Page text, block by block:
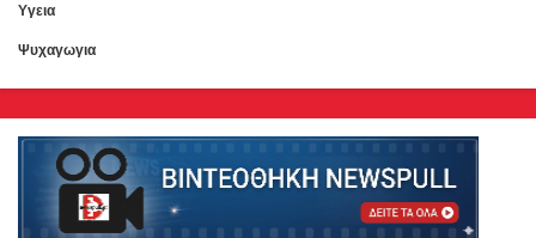
Υγεια
Ψυχαγωγια